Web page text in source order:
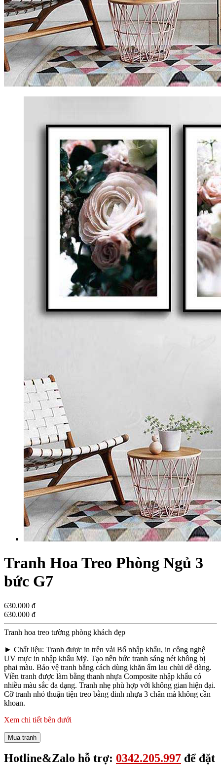
Tranh Hoa Treo Phòng Ngủ 3
bức G7
630.000 đ
630.000 đ
Tranh hoa treo tường phòng khách đẹp
► Chất liệu: Tranh được in trên vải Bố nhập khẩu, in công nghệ
UV mực in nhập khẩu Mỹ. Tạo nên bức tranh sáng nét không bị
phai màu. Bảo vệ tranh bằng cách dùng khăn ẩm lau chùi dễ dàng.
Viền tranh được làm bằng thanh nhựa Composite nhập khẩu có
nhiều màu sắc đa dạng. Tranh nhẹ phù hợp với không gian hiện đại.
Cỡ tranh nhỏ thuận tiện treo bằng đinh nhựa 3 chân mà không cần
khoan.
Xem chi tiết bên dưới
Mua tranh
Hotline&Zalo hỗ trợ: 0342.205.997 để đặt